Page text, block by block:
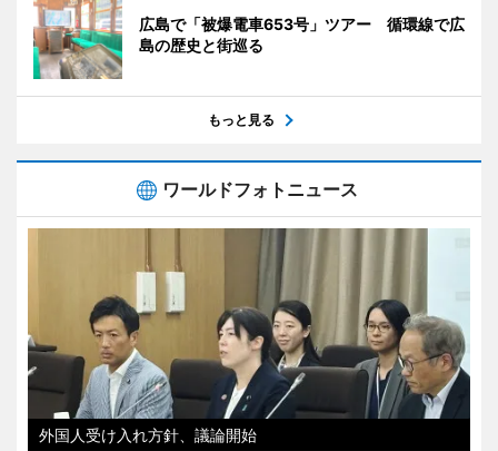
広島で「被爆電車653号」ツアー 循環線で広
島の歴史と街巡る
もっと見る
ワールドフォトニュース
外国人受け入れ方針、議論開始